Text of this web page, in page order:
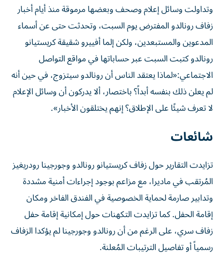
وتداولت وسائل إعلام وصحف وبعضها مرموقة منذ أيام أخبار
زفاف رونالدو المفترض يوم السبت، وتحدثت حتى عن أسماء
المدعوين والمستبعدين، ولكن إلما أفييرو شقيقة كريستيانو
رونالدو كتبت السبت عبر حساباتها في مواقع التواصل
الاجتماعي:«لماذا يعتقد الناس أن رونالدو سيتزوج، في حين أنه
لم يعلن ذلك بنفسه أبداً؟ باختصار، ألا يدركون أن وسائل الإعلام
لا تعرف شيئًا على الإطلاق؟ إنهم يختلقون الأخبار».
شائعات
تزايدت التقارير حول زفاف كريستيانو رونالدو وجورجينا رودريغيز
المُرتقب في ماديرا، مع مزاعم بوجود إجراءات أمنية مشددة
وتدابير صارمة لحماية الخصوصية في الفندق الفاخر ومكان
إقامة الحفل. كما تزايدت التكهنات حول إمكانية إقامة حفل
زفاف سري، على الرغم من أن رونالدو وجورجينا لم يؤكدا الزفاف
رسمياً أو تفاصيل الترتيبات المُعلنة.